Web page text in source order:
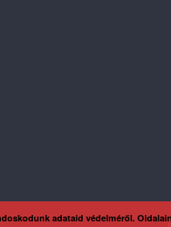
adataid védelméről.